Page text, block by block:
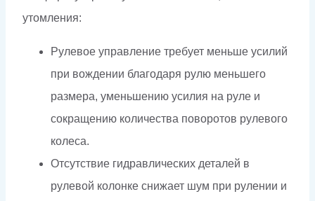
утомления:
Рулевое управление требует меньше усилий
при вождении благодаря рулю меньшего
размера, уменьшению усилия на руле и
сокращению количества поворотов рулевого
колеса.
Отсутствие гидравлических деталей в
рулевой колонке снижает шум при рулении и